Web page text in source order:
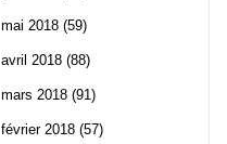
mai 2018 (59)
avril 2018 (88)
mars 2018 (91)
février 2018 (57)